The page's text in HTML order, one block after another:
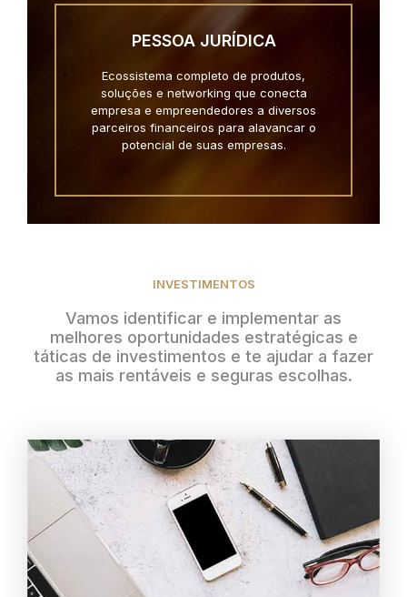
PESSOA JURÍDICA
Ecossistema completo de produtos,
soluções e networking que conecta
empresa e empreendedores a diversos
parceiros financeiros para alavancar o
potencial de suas empresas.
INVESTIMENTOS
Vamos identificar e implementar as
melhores oportunidades estratégicas e
táticas de investimentos e te ajudar a fazer
as mais rentáveis e seguras escolhas.